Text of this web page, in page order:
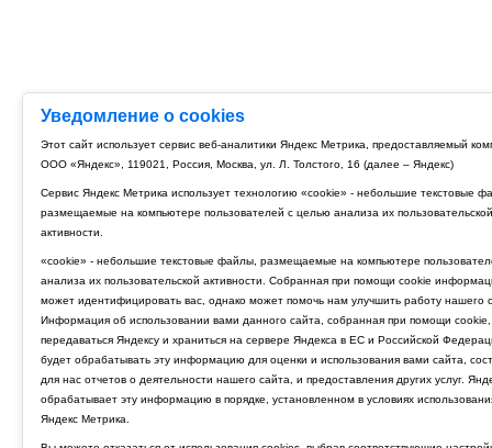
Уведомление о cookies
Этот сайт использует сервис веб-аналитики Яндекс Метрика, предоставляемый
ООО «Яндекс», 119021, Россия, Москва, ул. Л. Толстого, 16 (далее – Яндекс)
Сервис Яндекс Метрика использует технологию «cookie» - небольшие текстовые
размещаемые на компьютере пользователей с целью анализа их пользовательской
активности.
«cookie» - небольшие текстовые файлы, размещаемые на компьютере
анализа их пользовательской активности. Собранная при помощи cookie
может идентифицировать вас, однако может помочь нам улучшить работу нашего
Информация об использовании вами данного сайта, собранная при помощи cookie,
передаваться Яндексу и храниться на сервере Яндекса в ЕС и Российской
будет обрабатывать эту информацию для оценки и использования вами сайта,
для нас отчетов о деятельности нашего сайта, и предоставления других услуг.
обрабатывает эту информацию в порядке, установленном в условиях
Яндекс Метрика.